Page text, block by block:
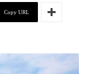
Copy URL